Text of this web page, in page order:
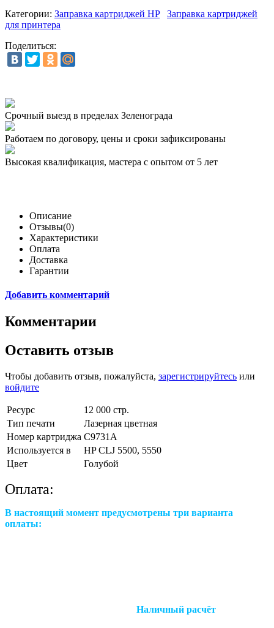
Категории: Заправка картриджей HP
Заправка картриджей
для принтера
Поделиться:
Срочный выезд в пределах Зеленограда
Работаем по договору, цены и сроки зафиксированы
Высокая квалификация, мастера с опытом от 5 лет
Описание
Отзывы(0)
Характеристики
Оплата
Доставка
Гарантии
Добавить комментарий
Комментарии
Оставить отзыв
Чтобы добавить отзыв, пожалуйста, зарегистрируйтесь или
войдите
Ресурс
12 000 стр.
Тип печати
Лазерная цветная
Номер картриджа C9731A
Используется в
HP CLJ 5500, 5550
Цвет
Голубой
Оплата:
В настоящий момент предусмотрены три варианта
оплаты:
Наличный расчёт